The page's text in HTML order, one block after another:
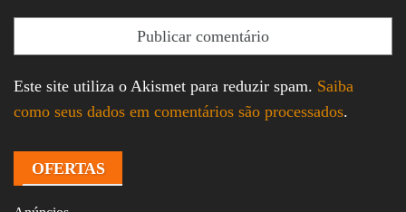
Este site utiliza o Akismet para reduzir spam. Saiba
como seus dados em comentários são processados.
OFERTAS